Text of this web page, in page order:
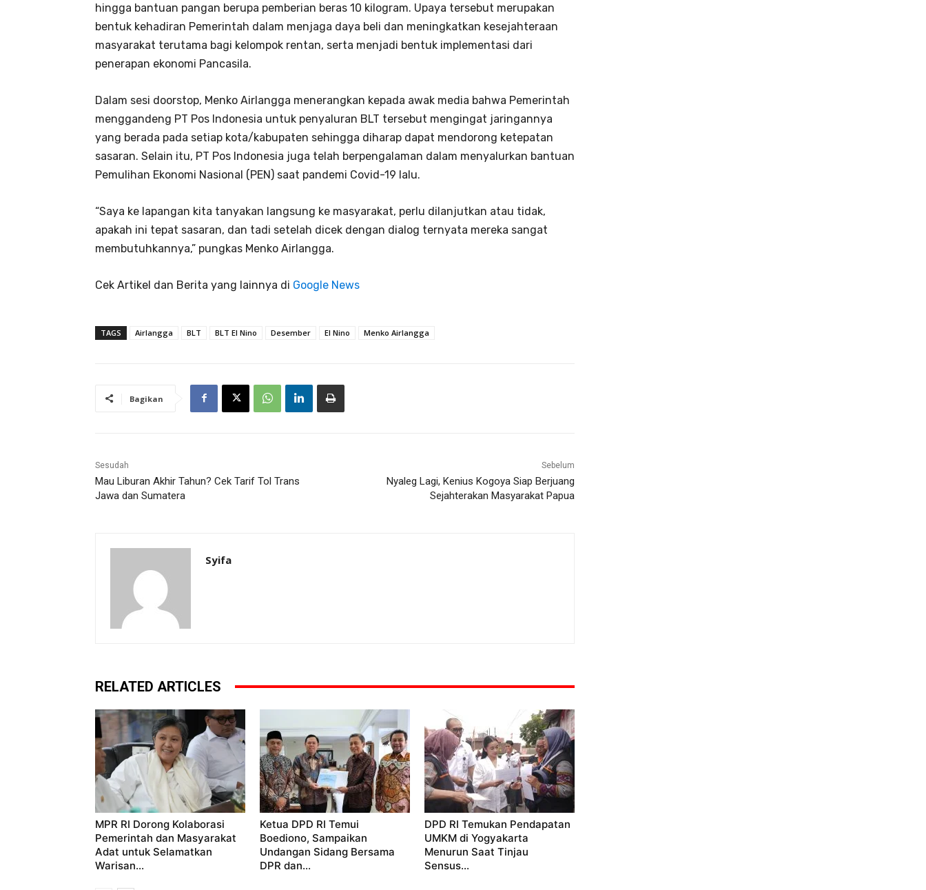
hingga bantuan pangan berupa pemberian beras 10 kilogram. Upaya tersebut merupakan
bentuk kehadiran Pemerintah dalam menjaga daya beli dan meningkatkan kesejahteraan
masyarakat terutama bagi kelompok rentan, serta menjadi bentuk implementasi dari
penerapan ekonomi Pancasila.
Dalam sesi doorstop, Menko Airlangga menerangkan kepada awak media bahwa Pemerintah
menggandeng PT Pos Indonesia untuk penyaluran BLT tersebut mengingat jaringannya
yang berada pada setiap kota/kabupaten sehingga diharap dapat mendorong ketepatan
sasaran. Selain itu, PT Pos Indonesia juga telah berpengalaman dalam menyalurkan bantuan
Pemulihan Ekonomi Nasional (PEN) saat pandemi Covid-19 lalu.
“Saya ke lapangan kita tanyakan langsung ke masyarakat, perlu dilanjutkan atau tidak,
apakah ini tepat sasaran, dan tadi setelah dicek dengan dialog ternyata mereka sangat
membutuhkannya,” pungkas Menko Airlangga.
Cek Artikel dan Berita yang lainnya di Google News
TAGS Airlangga BLT BLT El Nino Desember El Nino Menko Airlangga
Bagikan
Sesudah
Mau Liburan Akhir Tahun? Cek Tarif Tol Trans
Jawa dan Sumatera
Sebelum
Nyaleg Lagi, Kenius Kogoya Siap Berjuang
Sejahterakan Masyarakat Papua
Syifa
RELATED ARTICLES
MPR RI Dorong Kolaborasi
Pemerintah dan Masyarakat
Adat untuk Selamatkan
Warisan...
Ketua DPD RI Temui
Boediono, Sampaikan
Undangan Sidang Bersama
DPR dan...
DPD RI Temukan Pendapatan
UMKM di Yogyakarta
Menurun Saat Tinjau
Sensus...